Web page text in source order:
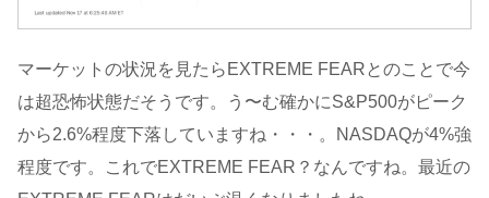
マーケットの状況を見たらEXTREME FEARとのことで今
は超恐怖状態だそうです。う〜む確かにS&P500がピーク
から2.6%程度下落していますね・・・。NASDAQが4%強
程度です。これでEXTREME FEAR？なんですね。最近の